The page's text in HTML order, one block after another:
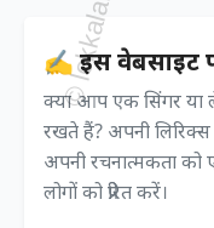
✍️ इस वेबसाइट
क्या आप एक सिंगर या
रखते हैं? अपनी
अपनी रचनात्मकता
लोगों को प्रेरित करें।